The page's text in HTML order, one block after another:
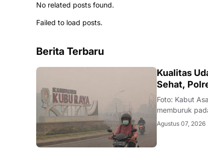
No related posts found.
Failed to load posts.
Berita Terbaru
KALBAR
Kualitas
Sehat,
Foto: Kabut
memburuk
Klimatologi,
Agustus 07, 2026